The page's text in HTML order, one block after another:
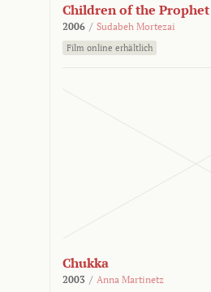
Children of the Prophet
2006 / Sudabeh Mortezai
Film online erhältlich
Chukka
2003 / Anna Martinetz